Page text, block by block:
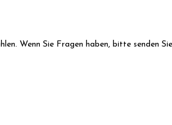
Wenn Sie Fragen haben, bitte senden